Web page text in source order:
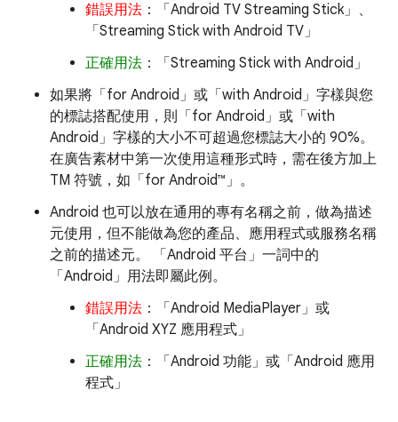
錯誤用法 ：「Android TV Streaming Stick」、
「Streaming Stick with Android TV」
正確用法 ：「Streaming Stick with Android」
如果將「for Android」或「with Android」字樣與您
的標誌搭配使用，則「for Android」或「with
Android」字樣的大小不可超過您標誌大小的 90%。
在廣告素材中第一次使用這種形式時，需在後方加上
TM 符號，如「for Android™」。
Android 也可以放在通用的專有名稱之前，做為描述
元使用，但不能做為您的產品、應用程式或服務名稱
之前的描述元。 「Android 平台」一詞中的
「Android」用法即屬此例。
錯誤用法 ：「Android MediaPlayer」或
「Android XYZ 應用程式」
正確用法 ：「Android 功能」或「Android 應用
程式」